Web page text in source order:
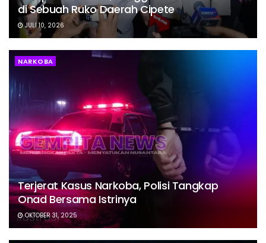
di Sebuah Ruko Daerah Cipete
JULI 10, 2026
NARKOBA
Terjerat Kasus Narkoba, Polisi Tangkap
Onad Bersama Istrinya
OKTOBER 31, 2025